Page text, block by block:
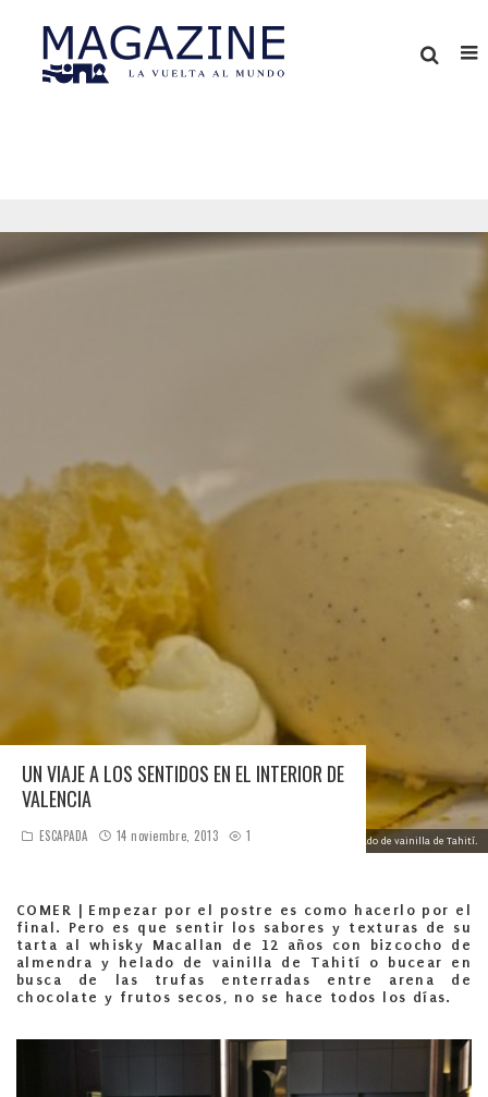
Tarta al whisky Macallan de 12 años con bizcocho de almendra y helado de vainilla de Tahití.
UN VIAJE A LOS SENTIDOS EN EL INTERIOR DE
VALENCIA
ESCAPADA 14 noviembre, 2013 1
COMER |
Empezar por el postre es como hacerlo por el
final. Pero es que sentir los sabores y texturas de su
tarta al whisky Macallan de 12 años con bizcocho de
almendra y helado de vainilla de Tahití o bucear en
busca de las trufas enterradas entre arena de
chocolate y frutos secos, no se hace todos los días.